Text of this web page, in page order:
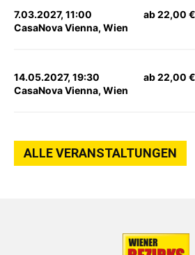
7.03.2027, 11:00
CasaNova Vienna, Wien
ab 22,00 €
14.05.2027, 19:30
CasaNova Vienna, Wien
ab 22,00 €
ALLE VERANSTALTUNGEN